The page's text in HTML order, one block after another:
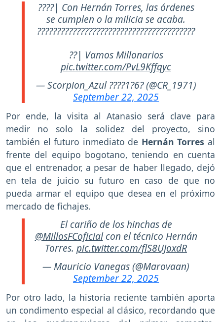
????| Con Hernán Torres, las órdenes
se cumplen o la milicia se acaba.
????????????????????????????????????????
??| Vamos Millonarios
pic.twitter.com/PvL9Kffqyc
— Scorpion_Azul ????1?6? (@CR_1971)
September 22, 2025
Por ende, la visita al Atanasio será clave para
medir no solo la solidez del proyecto, sino
también el futuro inmediato de Hernán Torres al
frente del equipo bogotano, teniendo en cuenta
que el entrenador, a pesar de haber llegado, dejó
en tela de juicio su futuro en caso de que no
pueda armar el equipo que desea en el próximo
mercado de fichajes.
El cariño de los hinchas de
@MillosFCoficialcon el técnico Hernán
Torres. pic.twitter.com/flS8UJoxdR
— Mauricio Vanegas (@Marovaan)
September 22, 2025
Por otro lado, la historia reciente también aporta
un condimento especial al clásico, recordando que